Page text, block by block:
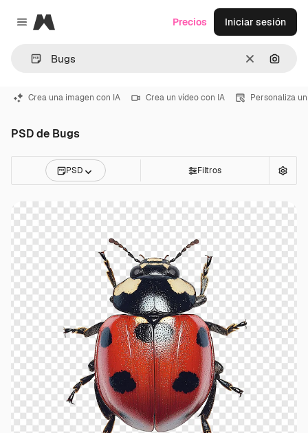
Close menu
Magnific
Borrar
Precios Iniciar sesión
Crea una imagen con IA Crea un vídeo con IA Personaliza
PSD de Bugs
PSD Filtros